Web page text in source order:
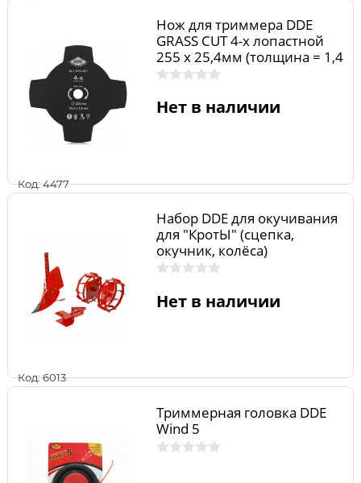
Код: 4477
Нож для триммера DDE
GRASS CUT 4-х лопастной
255 х 25,4мм (толщина = 1,4
мм)
Нет в наличии
Код: 6013
Набор DDE для окучивания
для "КротЫ" (сцепка,
окучник, колёса)
Нет в наличии
Триммерная головка DDE
Wind 5